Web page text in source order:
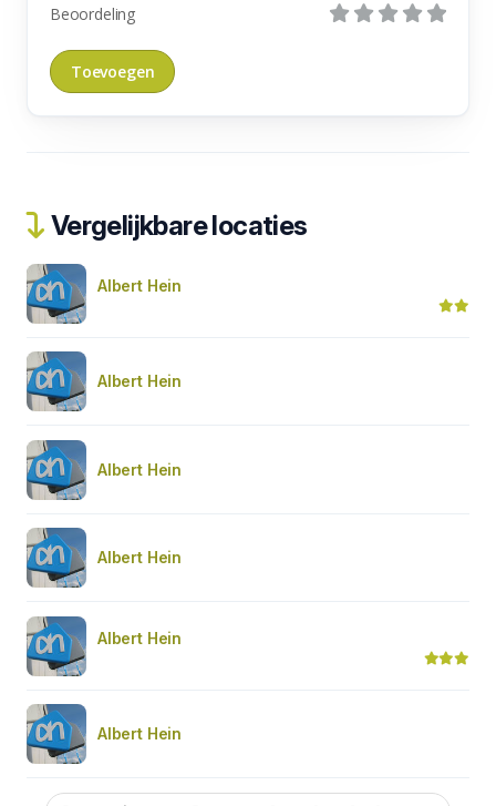
Beoordeling
Vergelijkbare locaties
Albert Hein
Albert Hein
Albert Hein
Albert Hein
Albert Hein
Albert Hein